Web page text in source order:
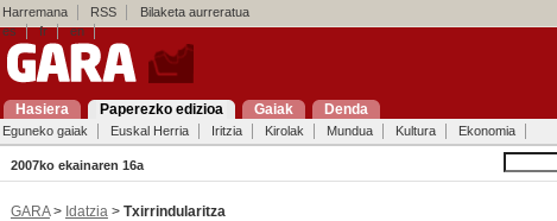
Harremana RSS Bilaketa aurreratua
es
fr en
Hasiera Paperezko edizioa Gaiak Denda
Eguneko gaiak Euskal Herria Iritzia Kirolak Mundua Kultura Ekonomia
2007ko ekainaren 16a
GARA> Idatzia > Txirrindularitza